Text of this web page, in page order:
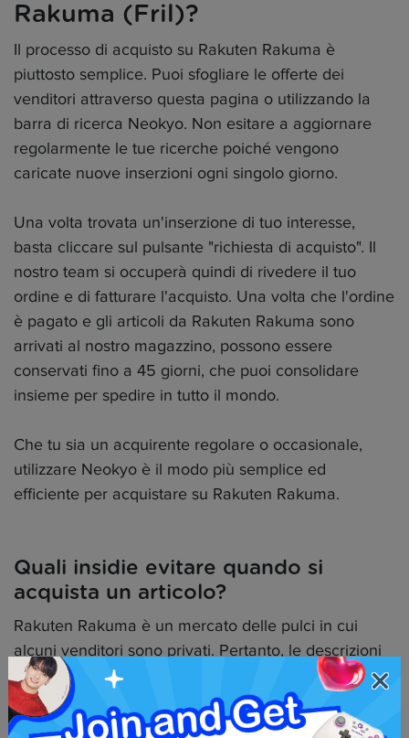
Rakuma (Fril)?
Il processo di acquisto su Rakuten Rakuma è
piuttosto semplice. Puoi sfogliare le offerte dei
venditori attraverso questa pagina o utilizzando la
barra di ricerca Neokyo. Non esitare a aggiornare
regolarmente le tue ricerche poiché vengono
caricate nuove inserzioni ogni singolo giorno.
Una volta trovata un'inserzione di tuo interesse,
basta cliccare sul pulsante "richiesta di acquisto". Il
nostro team si occuperà quindi di rivedere il tuo
ordine e di fatturare l'acquisto. Una volta che l'ordine
è pagato e gli articoli da Rakuten Rakuma sono
arrivati al nostro magazzino, possono essere
conservati fino a 45 giorni, che puoi consolidare
insieme per spedire in tutto il mondo.
Che tu sia un acquirente regolare o occasionale,
utilizzare Neokyo è il modo più semplice ed
efficiente per acquistare su Rakuten Rakuma.
Quali insidie evitare quando si
acquista un articolo?
Rakuten Rakuma è un mercato delle pulci in cui
alcuni venditori sono privati. Pertanto, le descrizioni
dei prodotti potrebbero mancare di dettagli, le
immagini potrebbero essere vecchie o mostrare solo
parzialmente l'articolo. Leggi sempre la descrizione